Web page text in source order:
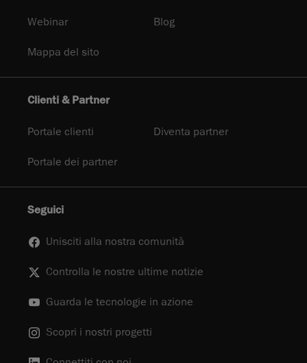
Webinar Blog
Mappa del sito
Clienti & Partner
Portale clienti Diventa partner
Portale dei partner
Seguici
Unisciti alla nostra comunità
Controlla le nostre ultime notizie
Guarda le tecnologie in azione
Scopri i nostri progetti